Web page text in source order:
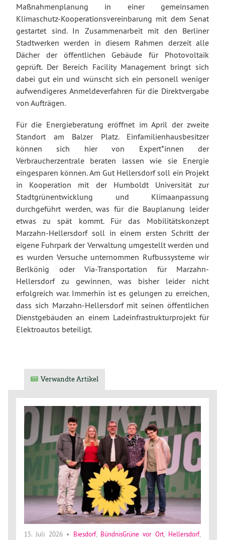
Maßnahmenplanung in einer gemeinsamen
Klimaschutz-Kooperationsvereinbarung mit dem Senat
gestartet sind. In Zusammenarbeit mit den Berliner
Stadtwerken werden in diesem Rahmen derzeit alle
Dächer der öffentlichen Gebäude für Photovoltaik
geprüft. Der Bereich Facility Management bringt sich
dabei gut ein und wünscht sich ein personell weniger
aufwendigeres Anmeldeverfahren für die Direktvergabe
von Aufträgen.
Für die Energieberatung eröffnet im April der zweite
Standort am Balzer Platz. Einfamilienhausbesitzer
können sich hier von Expert*innen der
Verbraucherzentrale beraten lassen wie sie Energie
eingesparen können. Am Gut Hellersdorf soll ein Projekt
in Kooperation mit der Humboldt Universität zur
Stadtgrünentwicklung und Klimaanpassung
durchgeführt werden, was für die Bauplanung leider
etwas zu spät kommt. Für das Mobilitätskonzept
Marzahn-Hellersdorf soll in einem ersten Schritt der
eigene Fuhrpark der Verwaltung umgestellt werden und
es wurden Versuche unternommen Rufbussysteme wir
Berlkönig oder Via-Transportation für Marzahn-
Hellersdorf zu gewinnen, was bisher leider nicht
erfolgreich war. Immerhin ist es gelungen zu erreichen,
dass sich Marzahn-Hellersdorf mit seinen öffentlichen
Dienstgebäuden an einem Ladeinfrastrukturprojekt für
Elektroautos beteiligt.
Verwandte Artikel
15. Juli 2026• Biesdorf, BündnisGrüne vor Ort, Hellersdorf,